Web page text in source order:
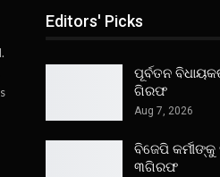
Editors' Picks
ପୂର୍ବତନ
ଗିରଫ
Aug 7, 2026
ବିଜେପି କର୍ମୀଙ୍କୁ
୩ଗିରଫ